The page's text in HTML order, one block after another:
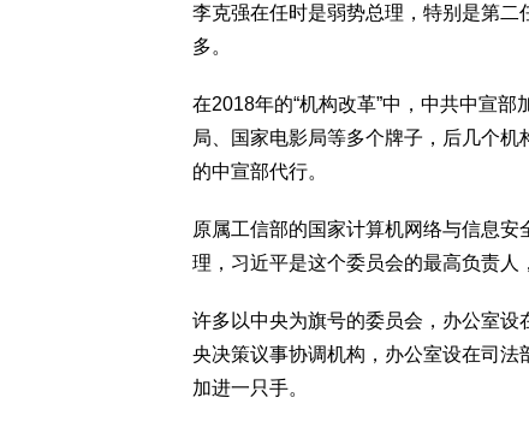
李克强在任时是弱势总理，特别是第二
多。
在2018年的“机构改革”中，中共中宣
局、国家电影局等多个牌子，后几个
的中宣部代行。
原属工信部的国家计算机网络与信息
理，习近平是这个委员会的最高负责人
许多以中央为旗号的委员会，办公室
央决策议事协调机构，办公室设在司
加进一只手。